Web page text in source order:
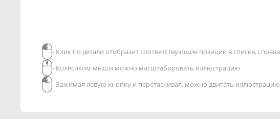
- Клик по детали отобразит соответствующие позиции в списке, справа
- Колёсиком мыши можно масштабировать иллюстрацию
- Зажимая левую кнопку и перетаскивая, можно двигать иллюстрацию